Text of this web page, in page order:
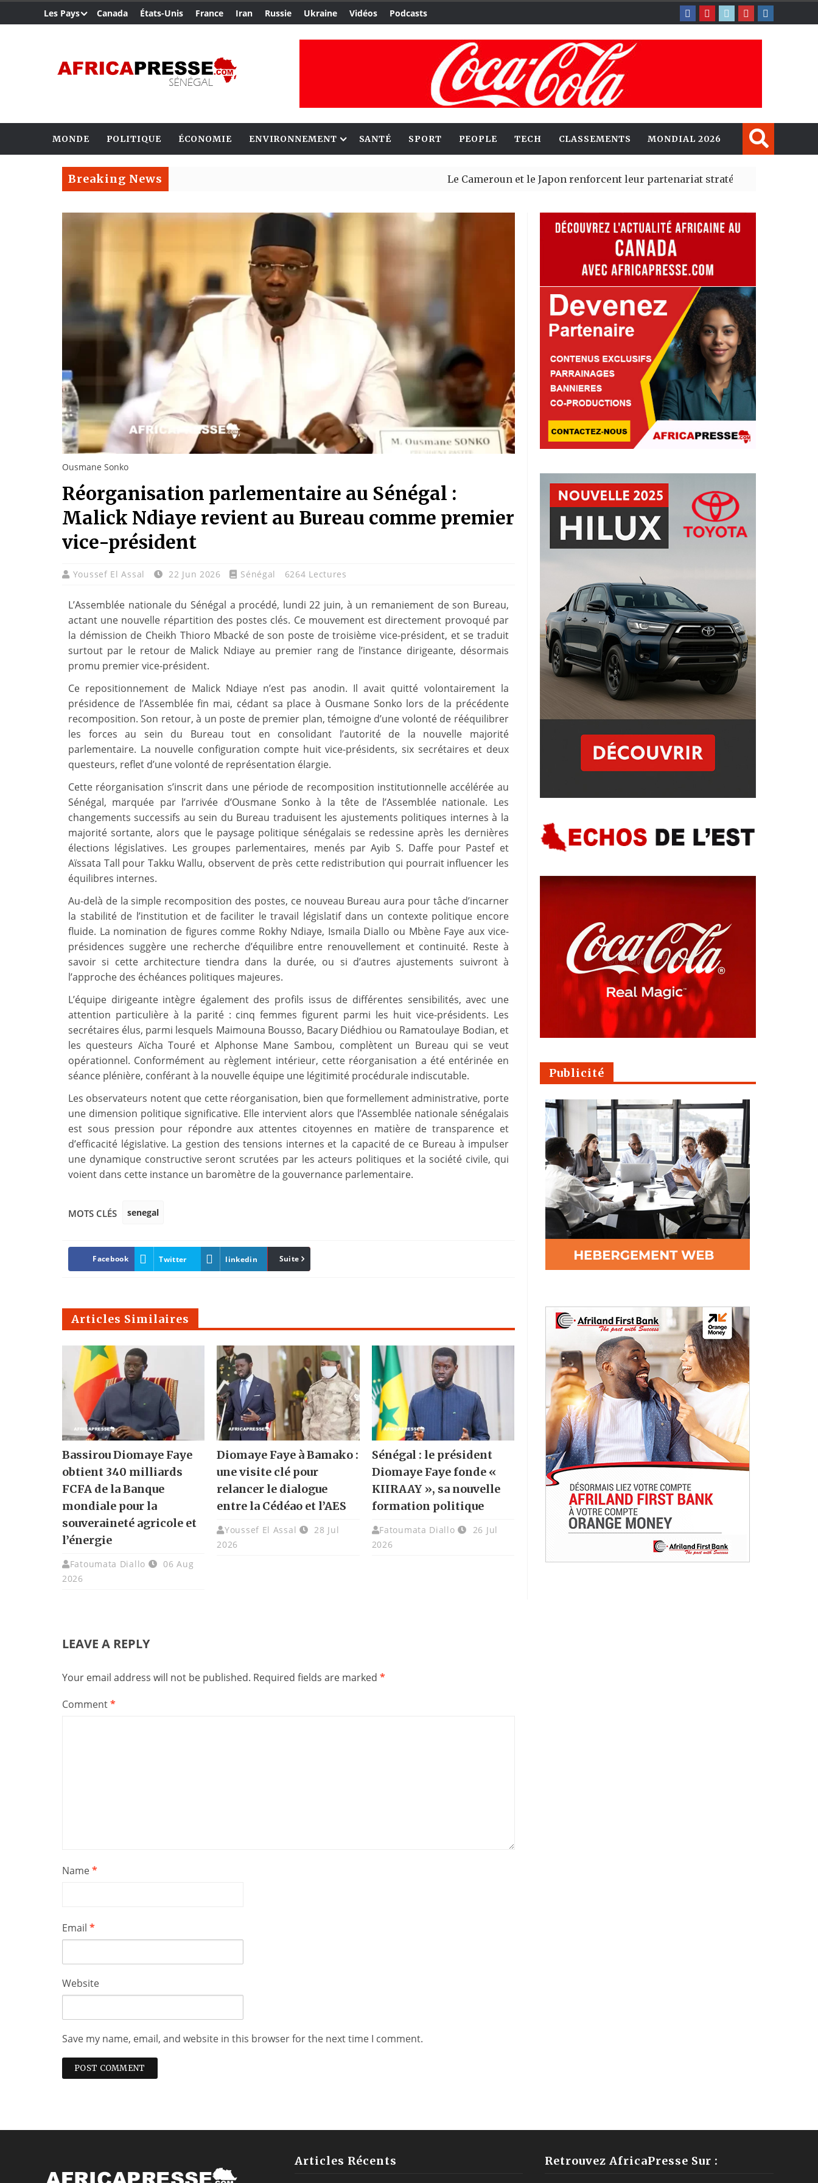
Les Pays Canada États-Unis France Iran Russie Ukraine Vidéos Podcasts
MONDE POLITIQUE ÉCONOMIE ENVIRONNEMENT SANTÉ SPORT PEOPLE TECH CLASSEMENTS MONDIAL 2026
Breaking News Le Cameroun et le Japon renforcent leur partenariat stratégique avec un cap sur
Ousmane Sonko
Réorganisation parlementaire au Sénégal :
Malick Ndiaye revient au Bureau comme premier
vice-président
Youssef El Assal 22 Jun 2026 Sénégal 6264 Lectures
L’Assemblée nationale du Sénégal a procédé, lundi 22 juin, à un remaniement de son Bureau,
actant une nouvelle répartition des postes clés. Ce mouvement est directement provoqué par
la démission de Cheikh Thioro Mbacké de son poste de troisième vice-président, et se traduit
surtout par le retour de Malick Ndiaye au premier rang de l’instance dirigeante, désormais
promu premier vice-président.
Ce repositionnement de Malick Ndiaye n’est pas anodin. Il avait quitté volontairement la
présidence de l’Assemblée fin mai, cédant sa place à Ousmane Sonko lors de la précédente
recomposition. Son retour, à un poste de premier plan, témoigne d’une volonté de rééquilibrer
les forces au sein du Bureau tout en consolidant l’autorité de la nouvelle majorité
parlementaire. La nouvelle configuration compte huit vice-présidents, six secrétaires et deux
questeurs, reflet d’une volonté de représentation élargie.
Cette réorganisation s’inscrit dans une période de recomposition institutionnelle accélérée au
Sénégal, marquée par l’arrivée d’Ousmane Sonko à la tête de l’Assemblée nationale. Les
changements successifs au sein du Bureau traduisent les ajustements politiques internes à la
majorité sortante, alors que le paysage politique sénégalais se redessine après les dernières
élections législatives. Les groupes parlementaires, menés par Ayib S. Daffe pour Pastef et
Aïssata Tall pour Takku Wallu, observent de près cette redistribution qui pourrait influencer les
équilibres internes.
Au-delà de la simple recomposition des postes, ce nouveau Bureau aura pour tâche d’incarner
la stabilité de l’institution et de faciliter le travail législatif dans un contexte politique encore
fluide. La nomination de figures comme Rokhy Ndiaye, Ismaila Diallo ou Mbène Faye aux vice-
présidences suggère une recherche d’équilibre entre renouvellement et continuité. Reste à
savoir si cette architecture tiendra dans la durée, ou si d’autres ajustements suivront à
l’approche des échéances politiques majeures.
L’équipe dirigeante intègre également des profils issus de différentes sensibilités, avec une
attention particulière à la parité : cinq femmes figurent parmi les huit vice-présidents. Les
secrétaires élus, parmi lesquels Maimouna Bousso, Bacary Diédhiou ou Ramatoulaye Bodian, et
les questeurs Aïcha Touré et Alphonse Mane Sambou, complètent un Bureau qui se veut
opérationnel. Conformément au règlement intérieur, cette réorganisation a été entérinée en
séance plénière, conférant à la nouvelle équipe une légitimité procédurale indiscutable.
Les observateurs notent que cette réorganisation, bien que formellement administrative, porte
une dimension politique significative. Elle intervient alors que l’Assemblée nationale sénégalais
est sous pression pour répondre aux attentes citoyennes en matière de transparence et
d’efficacité législative. La gestion des tensions internes et la capacité de ce Bureau à impulser
une dynamique constructive seront scrutées par les acteurs politiques et la société civile, qui
voient dans cette instance un baromètre de la gouvernance parlementaire.
MOTS CLÉS senegal
Facebook Twitter linkedin Pinterest
Suite
Articles Similaires
Bassirou Diomaye Faye
obtient 340 milliards
FCFA de la Banque
mondiale pour la
souveraineté agricole et
l’énergie
Fatoumata Diallo
06 Aug
2026
Diomaye Faye à Bamako :
une visite clé pour
relancer le dialogue
entre la Cédéao et l’AES
Youssef El Assal
28 Jul
2026
Sénégal : le président
Diomaye Faye fonde «
KIIRAAY », sa nouvelle
formation politique
Fatoumata Diallo
26 Jul
2026
LEAVE A REPLY
Your email address will not be published. Required fields are marked *
Comment*
Name*
Email *
Website
Save my name, email, and website in this browser for the next time I comment.
Publicité
Articles Récents Retrouvez AfricaPresse Sur :